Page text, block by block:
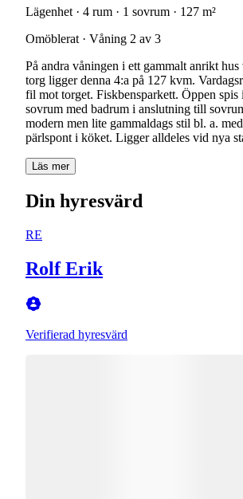
Lägenhet · 4 rum · 1 sovrum · 127 m²
Omöblerat · Våning 2 av 3
På andra våningen i ett gammalt anrikt hus
torg ligger denna 4:a på 127 kvm.
fil mot torget. Fiskbensparkett. Öppen spis
sovrum med badrum i anslutning till
modern men lite gammaldags stil bl. a.
pärlspont i köket. Ligger alldeles vid nya
Läs mer
Din hyresvärd
RE
Rolf Erik
Verifierad hyresvärd